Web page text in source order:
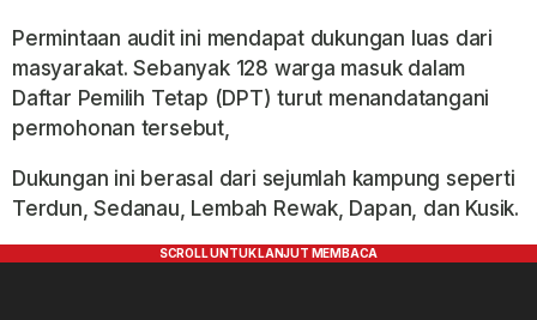
Permintaan audit ini mendapat dukungan luas dari
masyarakat. Sebanyak 128 warga masuk dalam
Daftar Pemilih Tetap (DPT) turut menandatangani
permohonan tersebut,
Dukungan ini berasal dari sejumlah kampung seperti
Terdun, Sedanau, Lembah Rewak, Dapan, dan Kusik.